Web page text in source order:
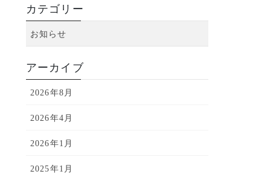
カテゴリー
お知らせ
アーカイブ
2026年8月
2026年4月
2026年1月
2025年1月